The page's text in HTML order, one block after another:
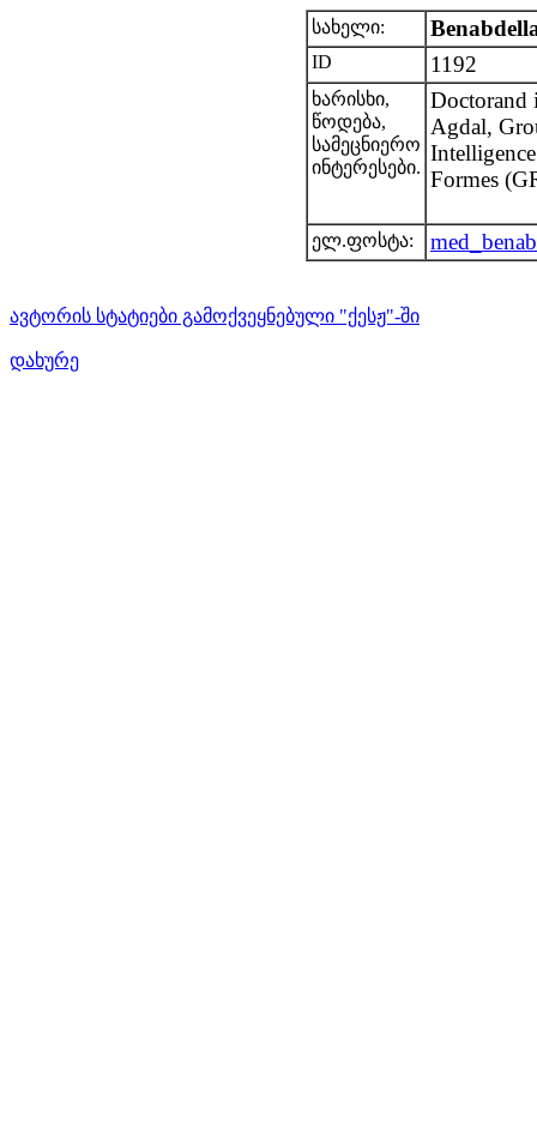
სახელი:
ID 1192
ხარისხი,
წოდება,
სამეცნიერო
ინტერესები.
Doctorand
Agdal,
Formes
ელ.ფოსტა:
ავტორის სტატიები გამოქვეყნებული "ქესჟ"-ში
დახურე